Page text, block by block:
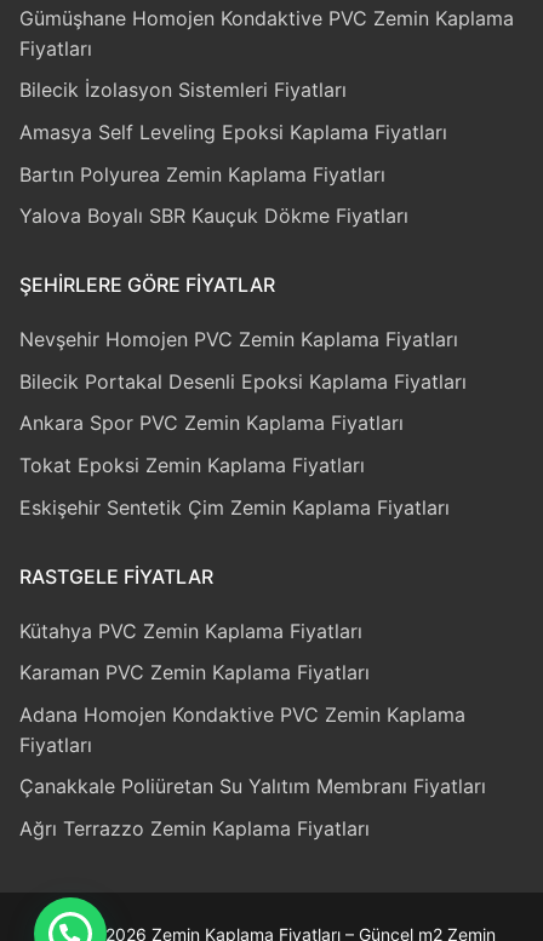
Gümüşhane Homojen Kondaktive PVC Zemin Kaplama
Fiyatları
Bilecik İzolasyon Sistemleri Fiyatları
Amasya Self Leveling Epoksi Kaplama Fiyatları
Bartın Polyurea Zemin Kaplama Fiyatları
Yalova Boyalı SBR Kauçuk Dökme Fiyatları
ŞEHIRLERE GÖRE FIYATLAR
Nevşehir Homojen PVC Zemin Kaplama Fiyatları
Bilecik Portakal Desenli Epoksi Kaplama Fiyatları
Ankara Spor PVC Zemin Kaplama Fiyatları
Tokat Epoksi Zemin Kaplama Fiyatları
Eskişehir Sentetik Çim Zemin Kaplama Fiyatları
RASTGELE FIYATLAR
Kütahya PVC Zemin Kaplama Fiyatları
Karaman PVC Zemin Kaplama Fiyatları
Adana Homojen Kondaktive PVC Zemin Kaplama
Fiyatları
Çanakkale Poliüretan Su Yalıtım Membranı Fiyatları
Ağrı Terrazzo Zemin Kaplama Fiyatları
Telif © 2026 Zemin Kaplama Fiyatları – Güncel m2 Zemin